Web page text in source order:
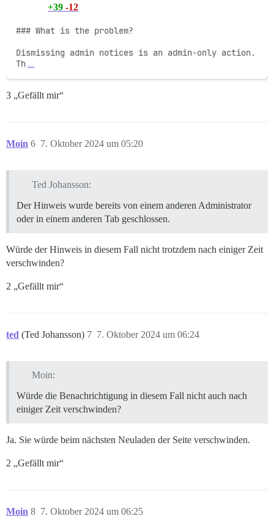
+39 -12
### What is the problem?
Dismissing admin notices is an admin-only action.
Th …
3 „Gefällt mir“
Moin 7. Oktober 2024 um 05:20
6
Ted Johansson:
Der Hinweis wurde bereits von einem anderen Administrator
oder in einem anderen Tab geschlossen.
Würde der Hinweis in diesem Fall nicht trotzdem nach einiger Zeit
verschwinden?
2 „Gefällt mir“
ted (Ted Johansson) 7. Oktober 2024 um 06:24
7
Moin:
Würde die Benachrichtigung in diesem Fall nicht auch nach
einiger Zeit verschwinden?
Ja. Sie würde beim nächsten Neuladen der Seite verschwinden.
2 „Gefällt mir“
Moin 7. Oktober 2024 um 06:25
8